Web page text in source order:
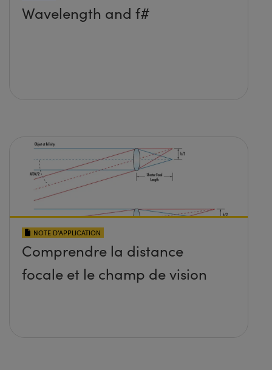
Wavelength and f#
NOTE D’APPLICATION
Comprendre la distance
focale et le champ de vision